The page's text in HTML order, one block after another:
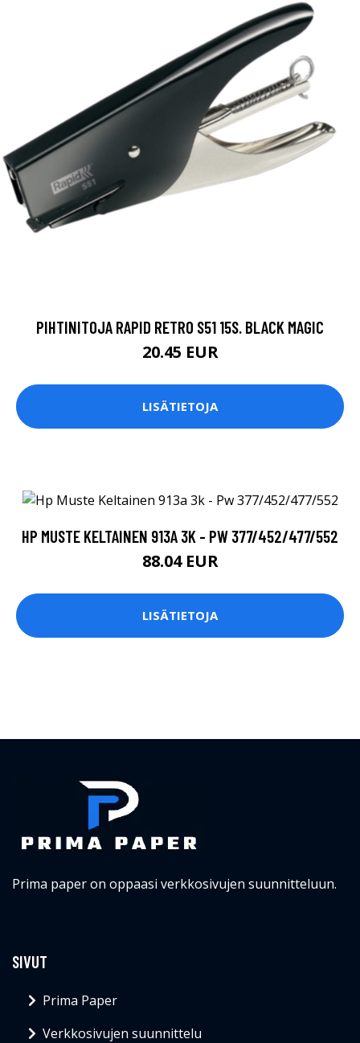
PIHTINITOJA RAPID RETRO S51 15S. BLACK MAGIC
20.45 EUR
LISÄTIETOJA
HP MUSTE KELTAINEN 913A 3K - PW 377/452/477/552
88.04 EUR
LISÄTIETOJA
Prima paper on oppaasi verkkosivujen suunnitteluun.
SIVUT
Prima Paper
Verkkosivujen suunnittelu